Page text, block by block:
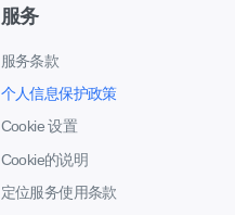
服务
服务条款
个人信息保护政策
Cookie 设置
Cookie的说明
定位服务使用条款